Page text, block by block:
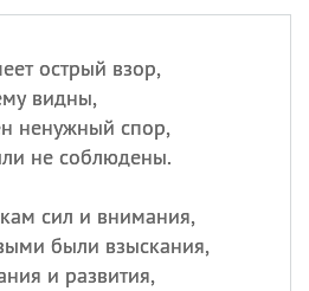
острый взор,
видны,
ненужный спор,
не соблюдены.
сил и внимания,
были взыскания,
и развития,